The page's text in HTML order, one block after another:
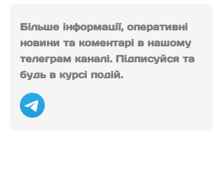
Більше інформації, оперативні
новини та коментарі в нашому
телеграм каналі. Підписуйся та
будь в курсі подій.